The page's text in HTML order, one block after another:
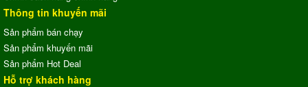
Thông tin khuyến mãi
Sản phẩm bán chạy
Sản phẩm khuyến mãi
Sản phẩm Hot Deal
Hỗ trợ khách hàng